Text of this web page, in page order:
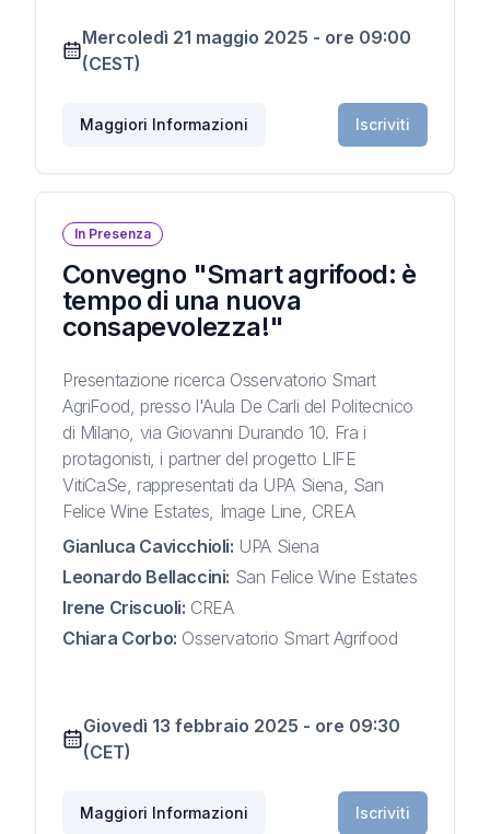
Mercoledì 21 maggio 2025 - ore 09:00
(CEST)
Maggiori Informazioni Iscriviti
In Presenza
Convegno "Smart agrifood: è
tempo di una nuova
consapevolezza!"
Presentazione ricerca Osservatorio Smart
AgriFood, presso l'Aula De Carli del Politecnico
di Milano, via Giovanni Durando 10. Fra i
protagonisti, i partner del progetto LIFE
VitiCaSe, rappresentati da UPA Siena, San
Felice Wine Estates, Image Line, CREA
Gianluca Cavicchioli: UPA Siena
Leonardo Bellaccini: San Felice Wine Estates
Irene Criscuoli: CREA
Chiara Corbo: Osservatorio Smart Agrifood
Giovedì 13 febbraio 2025 - ore 09:30
(CET)
Maggiori Informazioni Iscriviti